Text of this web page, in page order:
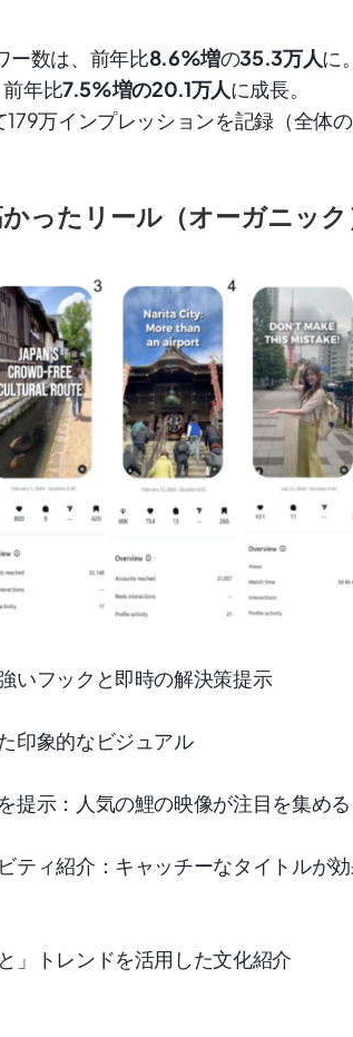
ー数は、前年比8.6%増の35.3万人に
年比7.5%増の20.1万人に成長。
万インプレッションを記録（全体の
ったリール（オーガニック
いフックと即時の解決策提示
印象的なビジュアル
提示：人気の鯉の映像が注目を集める
ティ紹介：キャッチーなタイトルが
」トレンドを活用した文化紹介